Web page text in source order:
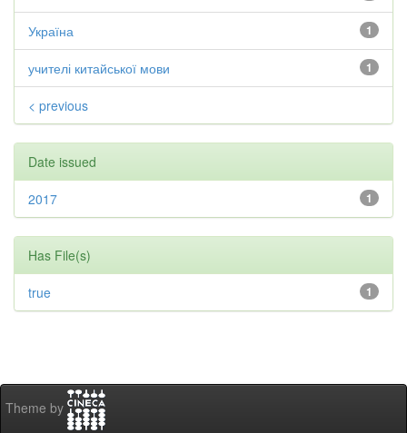
1
Україна
1
учителі китайської мови
< previous
Date issued
1
2017
Has File(s)
1
true
Theme by